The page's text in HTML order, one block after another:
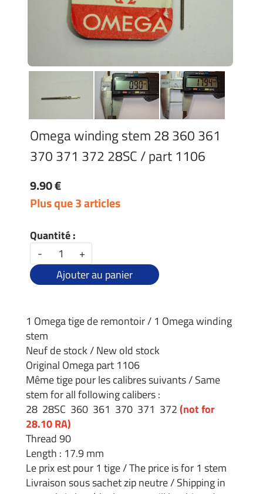
Omega winding stem 28 360 361
370 371 372 28SC / part 1106
9.90 €
Plus que 3 articles
Quantité :
-
+
Ajouter au panier
1 Omega tige de remontoir / 1 Omega winding
stem
Neuf de stock / New old stock
Original Omega part 1106
Même tige pour les calibres suivants / Same
stem for all following calibers :
28 28SC 360 361 370 371 372(not for
28.10 RA)
Thread 90
Length : 17.9 mm
Le prix est pour 1 tige / The price is for 1 stem
Livraison sous sachet zip neutre / Shipping in